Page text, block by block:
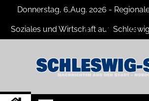
content
Donnerstag, 6,Aug. 2026 -
Soziales und Wirtschaft aus
Neuigkeiten und